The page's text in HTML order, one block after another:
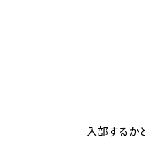
入部するか